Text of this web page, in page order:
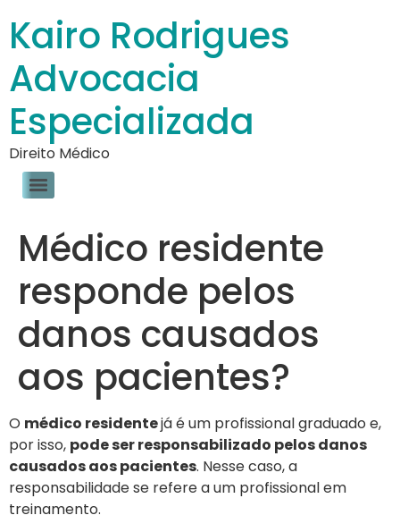
Kairo Rodrigues
Advocacia
Especializada
Direito Médico
Médico residente
responde pelos
danos causados
aos pacientes?
O médico residentejá é um profissional graduado e,
por isso, pode ser responsabilizado pelos danos
causados aos pacientes. Nesse caso, a
responsabilidade se refere a um profissional em
treinamento.